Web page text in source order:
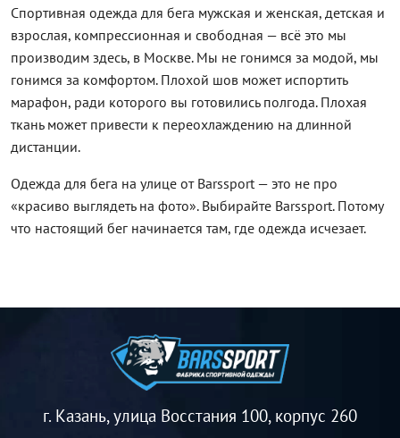
Спортивная одежда для бега мужская и женская, детская и
взрослая, компрессионная и свободная — всё это мы
производим здесь, в Москве. Мы не гонимся за модой, мы
гонимся за комфортом. Плохой шов может испортить
марафон, ради которого вы готовились полгода. Плохая
ткань может привести к переохлаждению на длинной
дистанции.
Одежда для бега на улице от Barssport — это не про
«красиво выглядеть на фото». Выбирайте Barssport. Потому
что настоящий бег начинается там, где одежда исчезает.
г. Казань, улица Восстания 100, корпус 260